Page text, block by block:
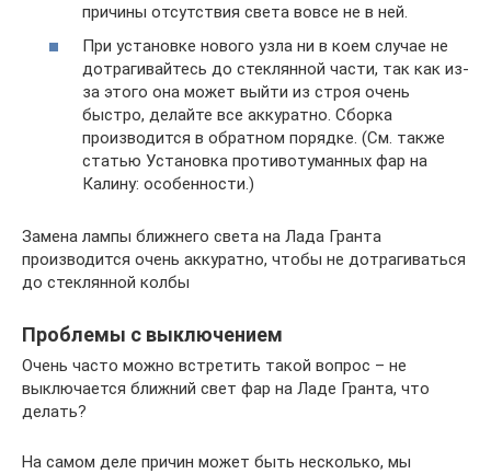
причины отсутствия света вовсе не в ней.
При установке нового узла ни в коем случае не
дотрагивайтесь до стеклянной части, так как из-
за этого она может выйти из строя очень
быстро, делайте все аккуратно. Сборка
производится в обратном порядке. (См. также
статью Установка противотуманных фар на
Калину: особенности.)
Замена лампы ближнего света на Лада Гранта
производится очень аккуратно, чтобы не дотрагиваться
до стеклянной колбы
Проблемы с выключением
Очень часто можно встретить такой вопрос – не
выключается ближний свет фар на Ладе Гранта, что
делать?
На самом деле причин может быть несколько, мы